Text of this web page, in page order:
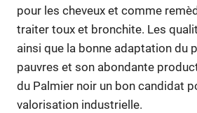
pour les cheveux et comme
traiter toux et bronchite. Les
ainsi que la bonne adaptation du
pauvres et son abondante
du Palmier noir un bon candidat
valorisation industrielle.